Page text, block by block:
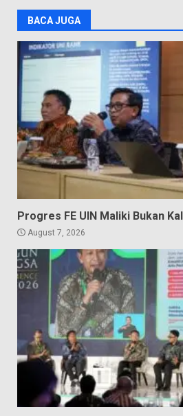
BACA JUGA
Progres FE UIN Maliki Bukan
August 7, 2026